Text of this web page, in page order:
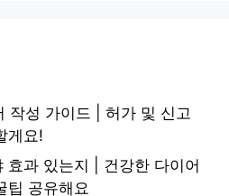
작성 가이드 | 허가 및 신고
게요!
효과 있는지 | 건강한 다이어
팁 공유해요